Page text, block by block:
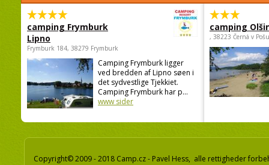
camping Frymburk
Lipno
Frymburk 184, 38279 Frymburk
Camping Frymburk ligger
ved bredden af Lipno søen i
det sydvestlige Tjekkiet.
Camping Frymburk har p...
www sider
camping
, 38223 Černá v
Copyright© 2009 - 2018 Camp.cz - Pavel Hess, alle rettigheder